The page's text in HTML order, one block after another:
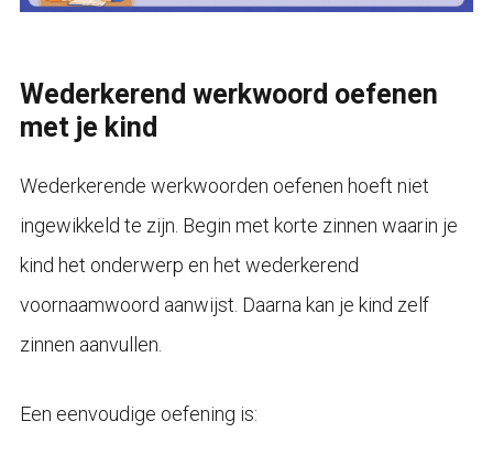
Wederkerend werkwoord oefenen
met je kind
Wederkerende werkwoorden oefenen hoeft niet
ingewikkeld te zijn. Begin met korte zinnen waarin je
kind het onderwerp en het wederkerend
voornaamwoord aanwijst. Daarna kan je kind zelf
zinnen aanvullen.
Een eenvoudige oefening is: